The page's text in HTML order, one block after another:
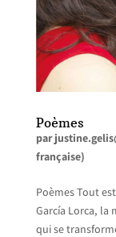
Poèmes
par
française)
Poèmes Tout
García Lorca, la
qui se